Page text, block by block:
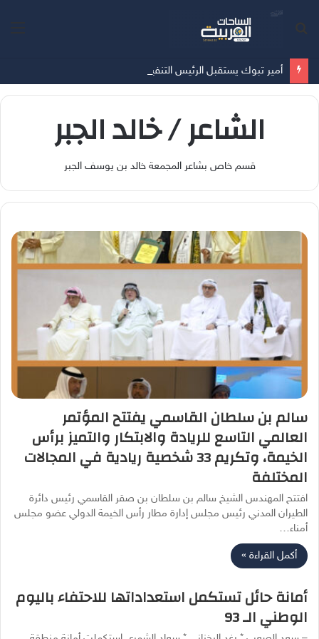
الشاعر / خالد الجبر
قسم خاص بشاعر المجمعة خالد بن يوسف الجبر
سالم بن سلطان القاسمي يفتتح المؤتمر
العالمي التاسع للريادة والابتكار والتميز برأس
الخيمة، وتكريم 33 شخصية ريادية في المجالات
المختلفة
افتتح المهندس الشيخ سالم بن سلطان بن صقر القاسمي رئيس دائرة
الطيران المدني رئيس مجلس إدارة مطار رأس الخيمة الدولي عضو مجلس
أمناء…
أكمل القراءة »
أمانة حائل تستكمل استعداداتها للاحتفاء باليوم
الوطني الـ 93